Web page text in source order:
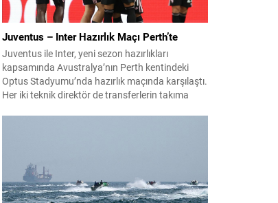
Juventus – Inter Hazırlık Maçı Perth’te
Juventus ile Inter, yeni sezon hazırlıkları
kapsamında Avustralya’nın Perth kentindeki
Optus Stadyumu’nda hazırlık maçında karşılaştı.
Her iki teknik direktör de transferlerin takıma
Yıldız ilk 11’de görev alırken,...